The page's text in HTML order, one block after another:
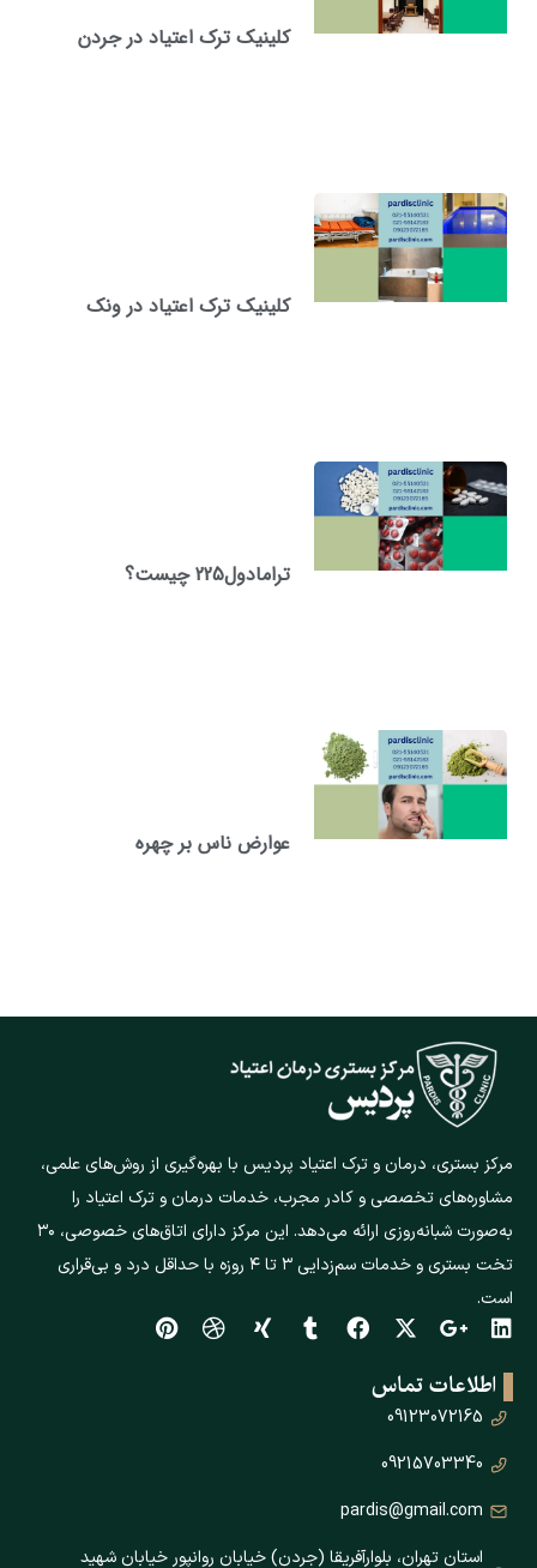
کلینیک ترک اعتیاد در جردن
کلینیک ترک اعتیاد در ونک
ترامادول225 چیست؟
عوارض ناس بر چهره
مرکز بستری، درمان و ترک اعتیاد پردیس با بهره‌گیری از روش‌های علمی،
مشاوره‌های تخصصی و کادر مجرب، خدمات درمان و ترک اعتیاد را
به‌صورت شبانه‌روزی ارائه می‌دهد. این مرکز دارای اتاق‌های خصوصی، ۳۰
تخت بستری و خدمات سم‌زدایی ۳ تا ۴ روزه با حداقل درد و بی‌قراری
است.
اطلاعات تماس
09123072165
09215703340
pardis@gmail.com
استان تهران، بلوارآفریقا (جردن) خیابان روانپور خیابان شهید